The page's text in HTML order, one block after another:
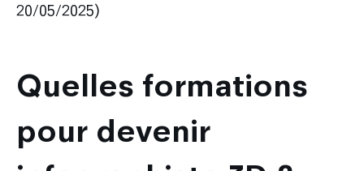
20/05/2025)
Quelles formations
pour devenir